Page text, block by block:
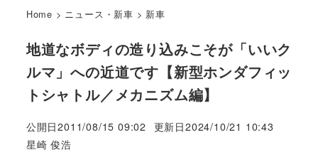
Home > ニュース・新車 > 新車
地道なボディの造り込みこそが「いいク
ルマ」への近道です【新型ホンダフィッ
トシャトル／メカニズム編】
公開日2011/08/15 09:02 更新日2024/10/21 10:43
著
星崎 俊浩